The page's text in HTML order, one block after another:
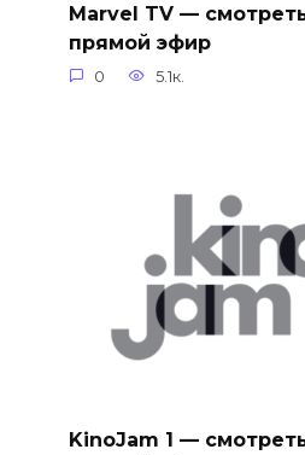
Marvel TV —
прямой эфир
0 5.1к.
KinoJam 1 —